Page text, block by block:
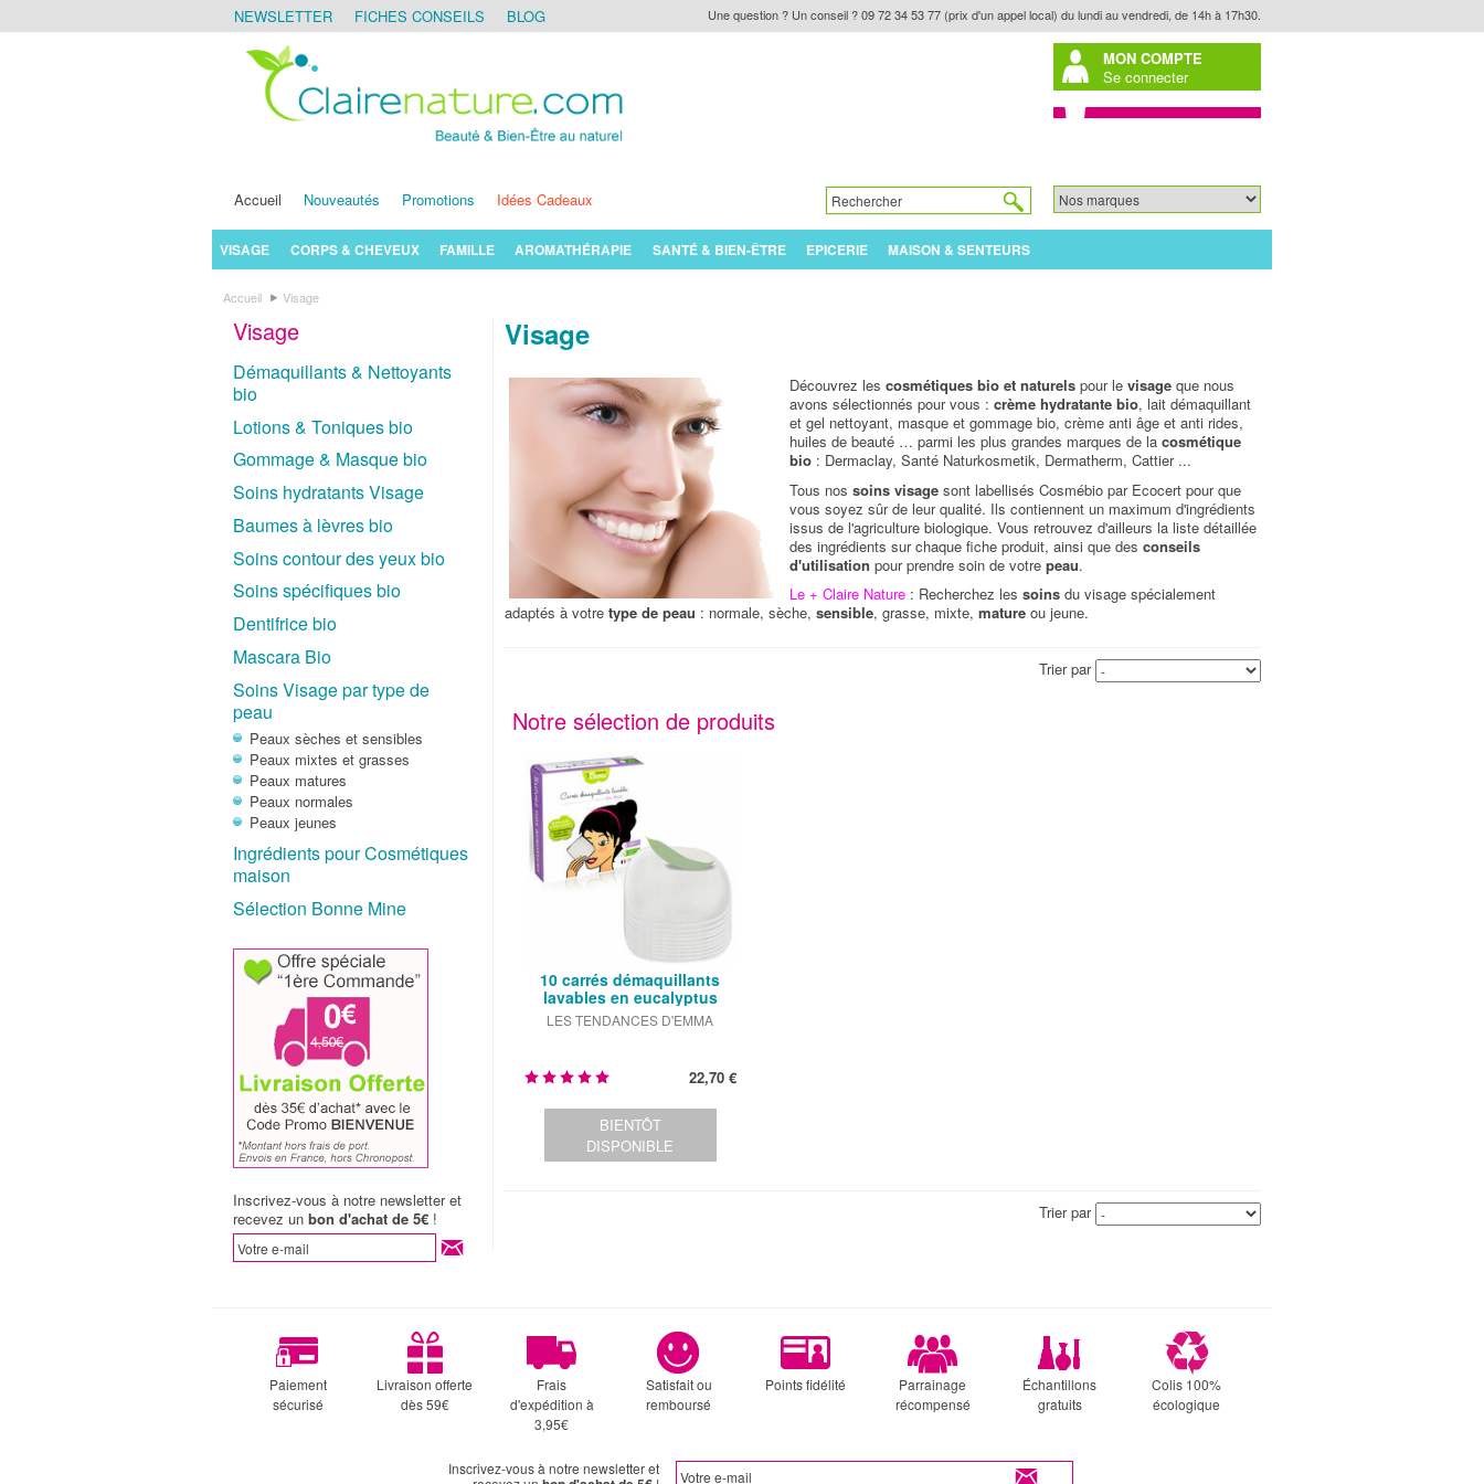
Une question ? Un conseil ? 09 72 34 53 77 (prix d'un appel local) du lundi au vendredi, de 14h à 17h30.
NEWSLETTER FICHES CONSEILS
BLOG
MON COMPTE
Se connecter
Accueil Nouveautés Promotions Idées Cadeaux
VISAGE CORPS & CHEVEUX FAMILLE AROMATHÉRAPIE SANTÉ & BIEN-ÊTRE EPICERIE MAISON & SENTEURS
Accueil Visage
Visage
Découvrez les cosmétiques bio et naturelspour le visageque nous
avons sélectionnés pour vous : crème hydratante bio, lait démaquillant
et gel nettoyant, masque et gommage bio, crème anti âge et anti rides,
huiles de beauté … parmi les plus grandes marques de la cosmétique
bio: Dermaclay, Santé Naturkosmetik, Dermatherm, Cattier ...
Tous nos soins visagesont labellisés Cosmébio par Ecocert pour que
vous soyez sûr de leur qualité. Ils contiennent un maximum d'ingrédients
issus de l'agriculture biologique. Vous retrouvez d'ailleurs la liste détaillée
des ingrédients sur chaque fiche produit, ainsi que des conseils
d'utilisation pour prendre soin de votre peau.
Le + Claire Nature: Recherchez les soinsdu visage spécialement
adaptés à votre type de peau : normale, sèche, sensible, grasse, mixte, matureou jeune.
Trier par
Notre sélection de produits
10 carrés démaquillants
lavables en eucalyptus
LES TENDANCES D'EMMA
22,70 €
BIENTÔT
DISPONIBLE
Trier par
Visage
Démaquillants & Nettoyants
bio
Lotions & Toniques bio
Gommage & Masque bio
Soins hydratants Visage
Baumes à lèvres bio
Soins contour des yeux bio
Soins spécifiques bio
Dentifrice bio
Mascara Bio
Soins Visage par type de
peau
Peaux sèches et sensibles
Peaux mixtes et grasses
Peaux matures
Peaux normales
Peaux jeunes
Ingrédients pour Cosmétiques
maison
Sélection Bonne Mine
Inscrivez-vous à notre newsletter et
recevez unbon d'achat de 5€ !
Paiement
sécurisé
Livraison offerte
dès 59€
Frais
d'expédition à
3,95€
Satisfait ou
remboursé
Points fidélité
Parrainage
récompensé
Échantillons
gratuits
Colis 100%
écologique
Inscrivez-vous à notre newsletter et